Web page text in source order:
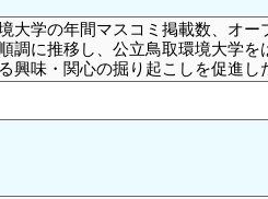
大学の年間マスコミ掲載数、オ
調に推移し、公立鳥取環境大学
興味・関心の掘り起こしを促進